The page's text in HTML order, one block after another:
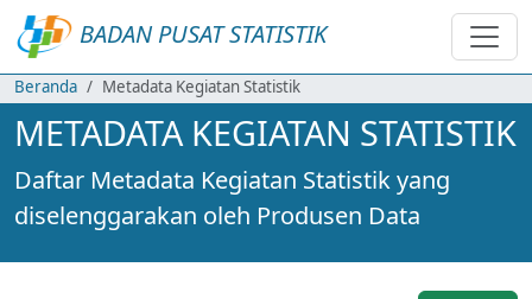
BADAN PUSAT STATISTIK
Beranda Metadata Kegiatan Statistik
METADATA KEGIATAN STATISTIK
Daftar Metadata Kegiatan Statistik yang
diselenggarakan oleh Produsen Data